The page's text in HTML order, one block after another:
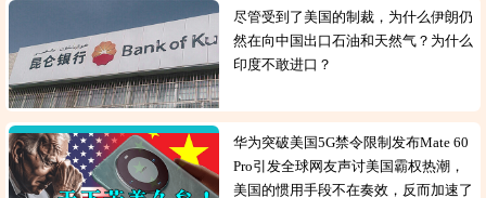
尽管受到了美国的制裁，为什么伊朗仍
然在向中国出口石油和天然气？为什么
印度不敢进口？
华为突破美国5G禁令限制发布Mate 60
Pro引发全球网友声讨美国霸权热潮，
美国的惯用手段不在奏效，反而加速了